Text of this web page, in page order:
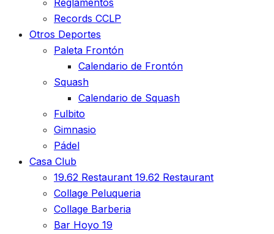
Reglamentos
Records CCLP
Otros Deportes
Paleta Frontón
Calendario de Frontón
Squash
Calendario de Squash
Fulbito
Gimnasio
Pádel
Casa Club
19.62 Restaurant 19.62 Restaurant
Collage Peluqueria
Collage Barberia
Bar Hoyo 19